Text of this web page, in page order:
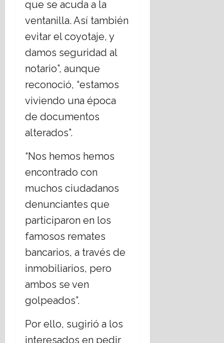
que se acuda a la
ventanilla. Así también
evitar el coyotaje, y
damos seguridad al
notario”, aunque
reconoció, “estamos
viviendo una época
de documentos
alterados”.
“Nos hemos hemos
encontrado con
muchos ciudadanos
denunciantes que
participaron en los
famosos remates
bancarios, a través de
inmobiliarios, pero
ambos se ven
golpeados”.
Por ello, sugirió a los
interesados en pedir